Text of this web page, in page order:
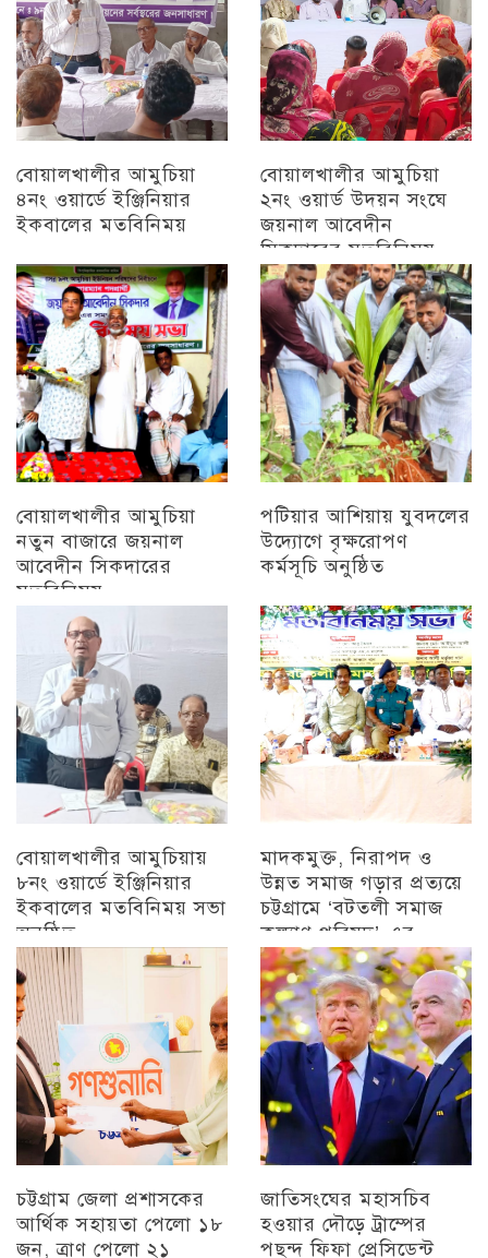
বোয়ালখালীর আমুচিয়া
৪নং ওয়ার্ডে ইঞ্জিনিয়ার
ইকবালের মতবিনিময়
বোয়ালখালীর আমুচিয়া
২নং ওয়ার্ড উদয়ন সংঘে
জয়নাল আবেদীন
সিকদারের মতবিনিময়
অন্যান্য
বোয়ালখালীর আমুচিয়া
নতুন বাজারে জয়নাল
আবেদীন সিকদারের
মতবিনিময়
চট্টগ্রাম
পটিয়ার আশিয়ায় যুবদলের
উদ্যোগে বৃক্ষরোপণ
কর্মসূচি অনুষ্ঠিত
বোয়ালখালীর আমুচিয়ায়
৮নং ওয়ার্ডে ইঞ্জিনিয়ার
ইকবালের মতবিনিময় সভা
অনুষ্ঠিত
চট্টগ্রাম
মাদকমুক্ত, নিরাপদ ও
উন্নত সমাজ গড়ার প্রত্যয়ে
চট্টগ্রামে ‘বটতলী সমাজ
কল্যাণ পরিষদ’-এর
মতবিনিময় সভা অনুষ্ঠিত
চট্টগ্রাম
চট্টগ্রাম জেলা প্রশাসকের
আর্থিক সহায়তা পেলো ১৮
জন, ত্রাণ পেলো ২১
জাতিসংঘের মহাসচিব
হওয়ার দৌড়ে ট্রাম্পের
পছন্দ ফিফা প্রেসিডেন্ট